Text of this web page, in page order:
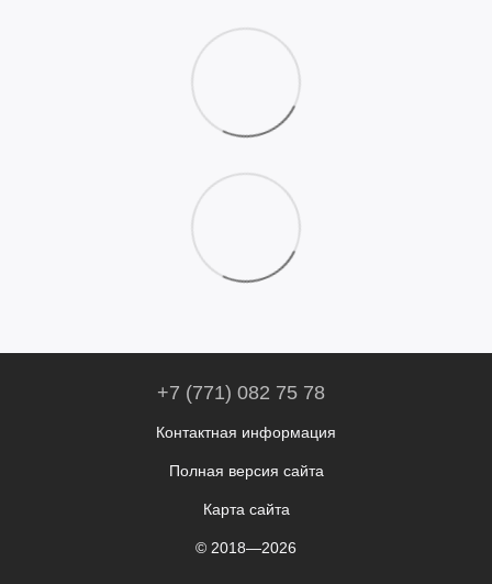
+7 (771) 082 75 78
Контактная информация
Полная версия сайта
Карта сайта
© 2018—2026